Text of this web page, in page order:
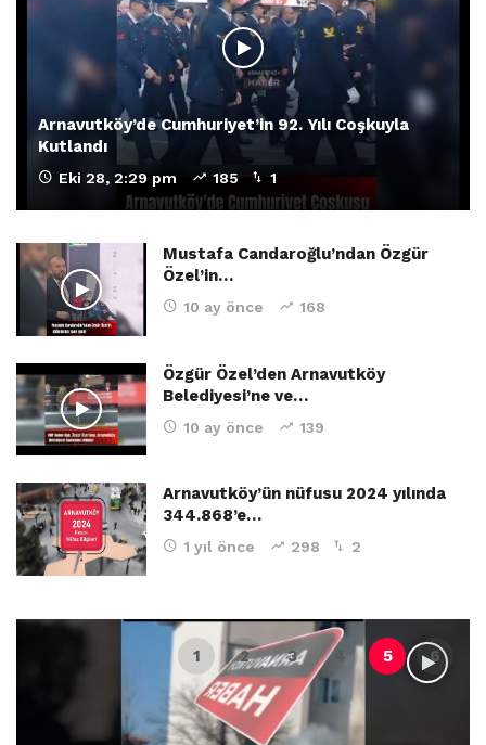
Arnavutköy’de Cumhuriyet’in 92. Yılı Coşkuyla
Kutlandı
Eki 28, 2:29 pm 185 1
Mustafa Candaroğlu’ndan Özgür
Özel’in…
10 ay önce 168
Özgür Özel’den Arnavutköy
Belediyesi’ne ve…
10 ay önce 139
Arnavutköy’ün nüfusu 2024 yılında
344.868’e…
1 yıl önce 298 2